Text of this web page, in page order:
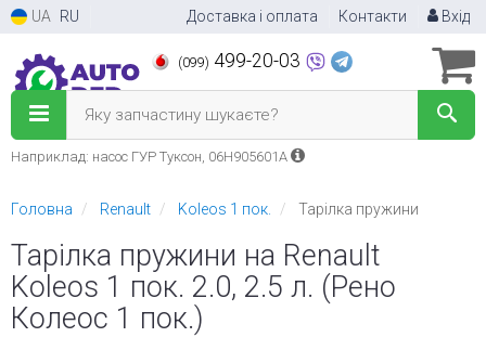
UA RU Доставка і оплата Контакти Вхід
(099) 499-20-03
Яку запчастину шукаєте?
Наприклад: насос ГУР Туксон, 06H905601A
Головна Renault Koleos 1 пок. Тарілка пружини
Тарілка пружини на Renault
Koleos 1 пок. 2.0, 2.5 л. (Рено
Колеос 1 пок.)